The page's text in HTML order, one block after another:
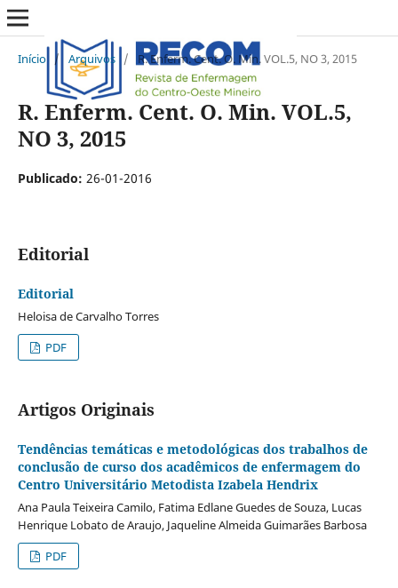
Início / Arquivos / R. Enferm. Cent. O. Min. VOL.5, NO 3, 2015
R. Enferm. Cent. O. Min. VOL.5,
NO 3, 2015
Publicado: 26-01-2016
Editorial
Editorial
Heloisa de Carvalho Torres
PDF
Artigos Originais
Tendências temáticas e metodológicas dos trabalhos de
conclusão de curso dos acadêmicos de enfermagem do
Centro Universitário Metodista Izabela Hendrix
Ana Paula Teixeira Camilo, Fatima Edlane Guedes de Souza, Lucas
Henrique Lobato de Araujo, Jaqueline Almeida Guimarães Barbosa
PDF